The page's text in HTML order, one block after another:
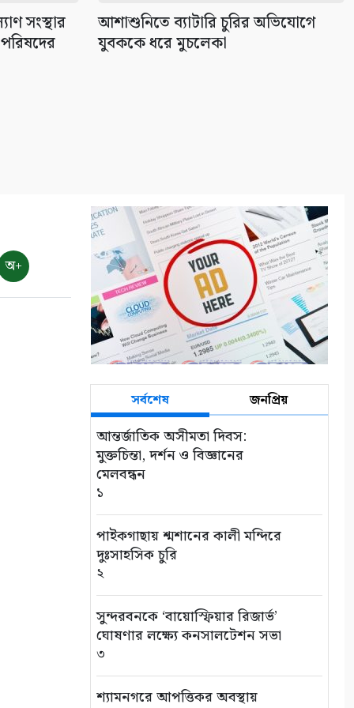
বাংলাদেশের পর্যটনের
সংস্থার
আশাশুনিতে ব্যাটারি চুরির অভিযোগে
যুবককে ধরে মুচলেকা
অ+
সর্বশেষ জনপ্রিয়
আন্তর্জাতিক অসীমতা দিবস:
মুক্তচিন্তা, দর্শন ও বিজ্ঞানের
মেলবন্ধন
১
পাইকগাছায় শ্মশানের কালী মন্দিরে
দুঃসাহসিক চুরি
২
সুন্দরবনকে ‘বায়োস্ফিয়ার রিজার্ভ’
ঘোষণার লক্ষ্যে কনসালটেশন সভা
৩
শ্যামনগরে আপত্তিকর অবস্থায়